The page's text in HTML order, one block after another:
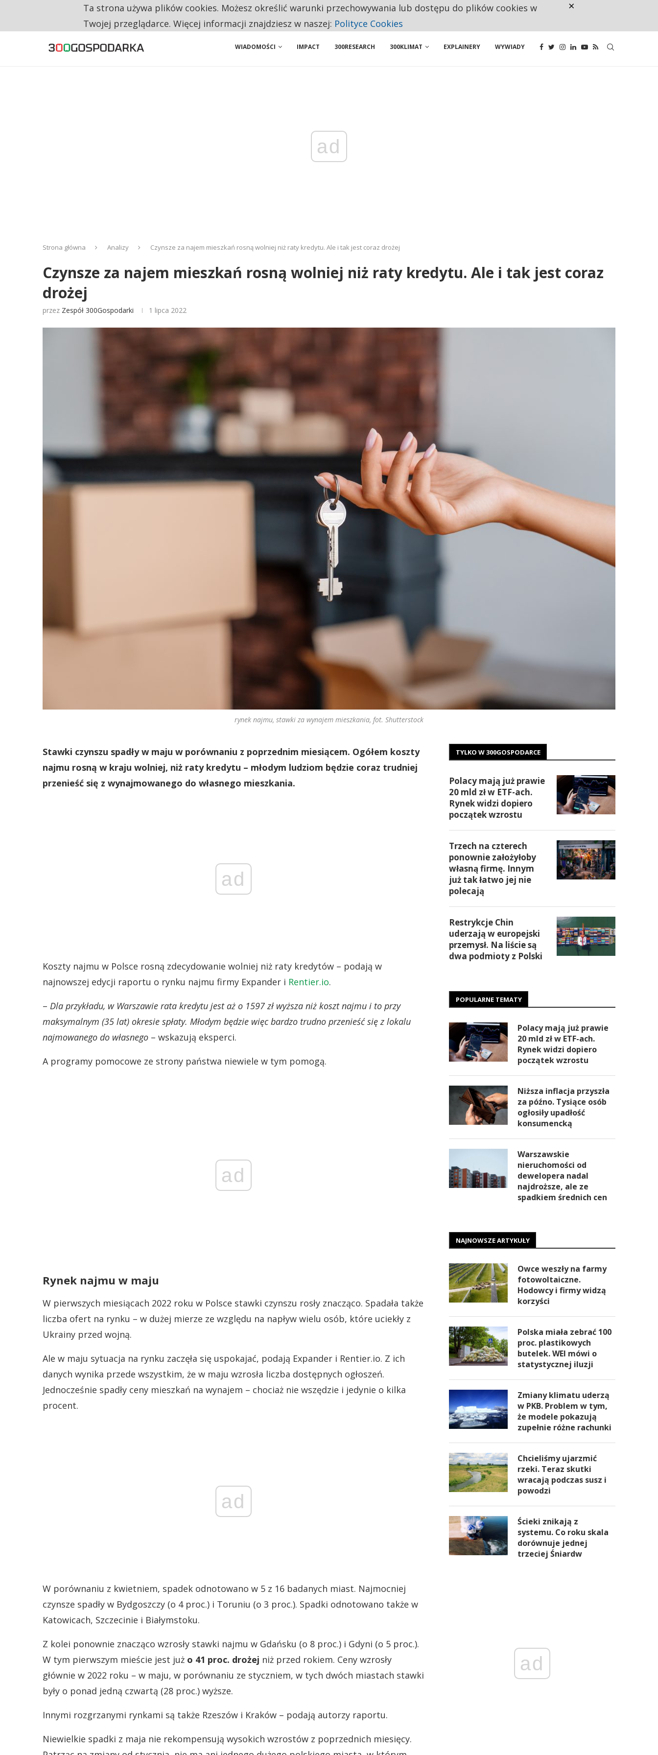
RESTRYKCJE CHIN UDERZAJĄ W EUROPEJSKI PRZEMYSŁ. NA LIŚCIE SĄ DWA PODMIOTY Z POLSKI
WIADOMOŚCI IMPACT 300RESEARCH 300KLIMAT EXPLAINERY WYWIADY
ad
Strona główna Analizy Czynsze za najem mieszkań rosną wolniej niż raty kredytu. Ale i tak jest coraz drożej
Czynsze za najem mieszkań rosną wolniej niż raty kredytu. Ale i tak jest coraz
drożej
przez Zespół 300Gospodarki 1 lipca 2022
rynek najmu, stawki za wynajem mieszkania, fot. Shutterstock
Stawki czynszu spadły w maju w porównaniu z poprzednim miesiącem. Ogółem koszty
najmu rosną w kraju wolniej, niż raty kredytu – młodym ludziom będzie coraz trudniej
przenieść się z wynajmowanego do własnego mieszkania.
ad
Koszty najmu w Polsce rosną zdecydowanie wolniej niż raty kredytów – podają w
najnowszej edycji raportu o rynku najmu firmy Expander i Rentier.io.
– Dla przykładu, w Warszawie rata kredytu jest aż o 1597 zł wyższa niż koszt najmu i to przy
maksymalnym (35 lat) okresie spłaty. Młodym będzie więc bardzo trudno przenieść się z lokalu
najmowanego do własnego – wskazują eksperci.
A programy pomocowe ze strony państwa niewiele w tym pomogą.
ad
Rynek najmu w maju
W pierwszych miesiącach 2022 roku w Polsce stawki czynszu rosły znacząco. Spadała także
liczba ofert na rynku – w dużej mierze ze względu na napływ wielu osób, które uciekły z
Ukrainy przed wojną.
Ale w maju sytuacja na rynku zaczęła się uspokajać, podają Expander i Rentier.io. Z ich
danych wynika przede wszystkim, że w maju wzrosła liczba dostępnych ogłoszeń.
Jednocześnie spadły ceny mieszkań na wynajem – chociaż nie wszędzie i jedynie o kilka
procent.
ad
W porównaniu z kwietniem, spadek odnotowano w 5 z 16 badanych miast. Najmocniej
czynsze spadły w Bydgoszczy (o 4 proc.) i Toruniu (o 3 proc.). Spadki odnotowano także w
Katowicach, Szczecinie i Białymstoku.
Z kolei ponownie znacząco wzrosły stawki najmu w Gdańsku (o 8 proc.) i Gdyni (o 5 proc.).
W tym pierwszym mieście jest już o 41 proc. drożej niż przed rokiem. Ceny wzrosły
głównie w 2022 roku – w maju, w porównaniu ze styczniem, w tych dwóch miastach stawki
były o ponad jedną czwartą (28 proc.) wyższe.
Innymi rozgrzanymi rynkami są także Rzeszów i Kraków – podają autorzy raportu.
Niewielkie spadki z maja nie rekompensują wysokich wzrostów z poprzednich miesięcy.
TYLKO W 300GOSPODARCE
Polacy mają już prawie
20 mld zł w ETF-ach.
Rynek widzi dopiero
początek wzrostu
Trzech na czterech
ponownie założyłoby
własną firmę. Innym
już tak łatwo jej nie
polecają
Restrykcje Chin
uderzają w europejski
przemysł. Na liście są
dwa podmioty z Polski
POPULARNE TEMATY
Polacy mają już prawie
20 mld zł w ETF-ach.
Rynek widzi dopiero
początek wzrostu
Niższa inflacja przyszła
za późno. Tysiące osób
ogłosiły upadłość
konsumencką
Warszawskie
nieruchomości od
dewelopera nadal
najdroższe, ale ze
spadkiem średnich cen
NAJNOWSZE ARTYKUŁY
Owce weszły na farmy
fotowoltaiczne.
Hodowcy i firmy widzą
korzyści
Polska miała zebrać 100
proc. plastikowych
butelek. WEI mówi o
statystycznej iluzji
Zmiany klimatu uderzą
w PKB. Problem w tym,
że modele pokazują
zupełnie różne rachunki
Chcieliśmy ujarzmić
rzeki. Teraz skutki
wracają podczas susz i
powodzi
Ścieki znikają z
systemu. Co roku skala
dorównuje jednej
trzeciej Śniardw
ad
Ta strona używa plików cookies. Możesz określić warunki przechowywania lub dostępu do plików cookies w
Twojej przeglądarce. Więcej informacji znajdziesz w naszej: Polityce Cookies
×